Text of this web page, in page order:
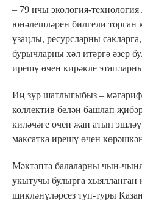
– 79 нчы экология-
юнәлешләрен билгели торган
үзаңлы, ресурсларны
бурычларны хәл итәргә әзер
ирешү өчен кирәкле
Иң зур шатлыгыбыз – мәгариф
коллектив белән башлап
киләчәге өчен җан атып
максатка ирешү өчен
Мәктәптә балаларны чын-
укытучы булырга хыялланган
шикләнүләрсез туп-туры